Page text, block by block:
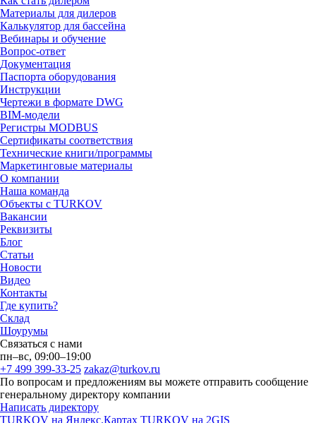
Материалы для дилеров
Калькулятор для бассейна
Вебинары и обучение
Вопрос-ответ
Документация
Паспорта оборудования
Инструкции
Чертежи в формате DWG
BIM-модели
Регистры MODBUS
Сертификаты соответствия
Технические книги/программы
Маркетинговые материалы
О компании
Наша команда
Объекты с TURKOV
Вакансии
Реквизиты
Блог
Статьи
Новости
Видео
Контакты
Где купить?
Склад
Шоурумы
Связаться с нами
пн–вс, 09:00–19:00
+7 499 399-33-25 zakaz@turkov.ru
По вопросам и предложениям вы можете отправить сообщение
генеральному директору компании
Написать директору
TURKOV на Яндекс.Картах TURKOV на 2GIS